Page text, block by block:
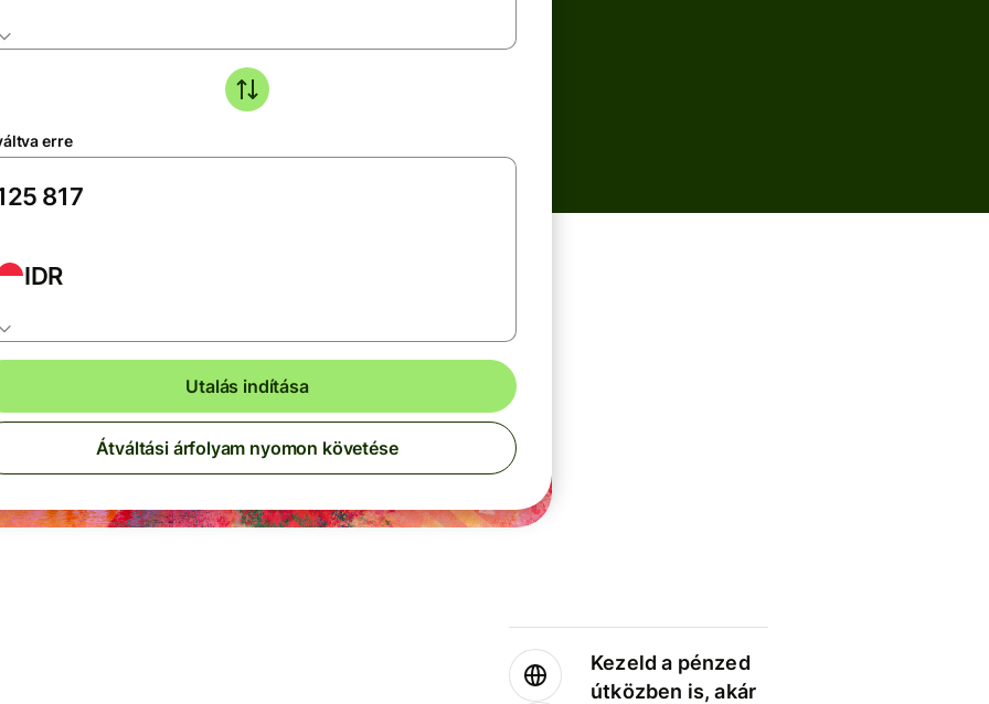
erre
IDR
Utalás indítása
Átváltási árfolyam nyomon követése
Kezeld a pénzed
útközben is, akár